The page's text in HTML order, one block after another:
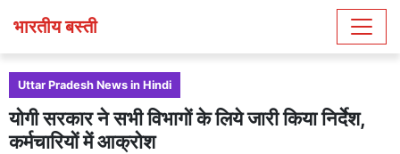
भारतीय बस्ती
Uttar Pradesh News in Hindi
योगी सरकार ने सभी विभागों के लिये जारी किया निर्देश,
कर्मचारियों में आक्रोश